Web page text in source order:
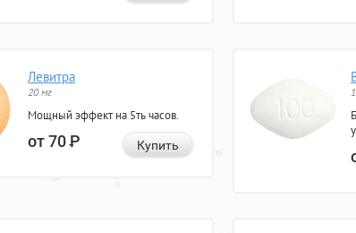
Левитра
20 мг
Мощный эффект на 5ть часов.
от 70Р Купить